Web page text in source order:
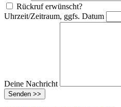
Rückruf erwünscht?
Uhrzeit/Zeitraum, ggfs. Datum
Deine Nachricht
Senden >>